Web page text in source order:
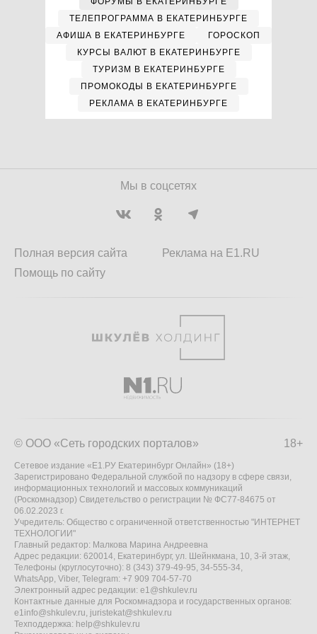
ТЕЛЕПРОГРАММА В ЕКАТЕРИНБУРГЕ
АФИША В ЕКАТЕРИНБУРГЕ
ГОРОСКОП
КУРСЫ ВАЛЮТ В ЕКАТЕРИНБУРГЕ
ТУРИЗМ В ЕКАТЕРИНБУРГЕ
ПРОМОКОДЫ В ЕКАТЕРИНБУРГЕ
РЕКЛАМА В ЕКАТЕРИНБУРГЕ
Мы в соцсетях
Полная версия сайта
Помощь по сайту
Реклама на E1.RU
18+
© ООО «Сеть городских порталов»
Сетевое издание «Е1.РУ Екатеринбург Онлайн» (18+)
Зарегистрировано Федеральной службой по надзору в сфере связи,
информационных технологий и массовых коммуникаций
(Роскомнадзор) Свидетельство о регистрации № ФС77-84675 от
06.02.2023 г.
Учредитель: Общество с ограниченной ответственностью "ИНТЕРНЕТ
ТЕХНОЛОГИИ"
Главный редактор: Малкова Марина Андреевна
Адрес редакции: 620014, Екатеринбург, ул. Шейнкмана, 10, 3-й этаж,
Телефоны (круглосуточно): 8 (343) 379-49-95, 34-555-34,
WhatsApp, Viber, Telegram: +7 909 704-57-70
Электронный адрес редакции: e1@shkulev.ru
Контактные данные для Роскомнадзора и государственных органов:
e1info@shkulev.ru, juristekat@shkulev.ru
Техподдержка: help@shkulev.ru